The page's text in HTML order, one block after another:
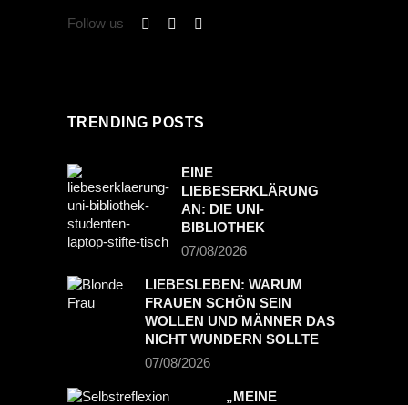
Follow us
TRENDING POSTS
EINE
LIEBESERKLÄRUNG
AN: DIE UNI-
BIBLIOTHEK
07/08/2026
LIEBESLEBEN: WARUM
FRAUEN SCHÖN SEIN
WOLLEN UND MÄNNER DAS
NICHT WUNDERN SOLLTE
07/08/2026
„MEINE